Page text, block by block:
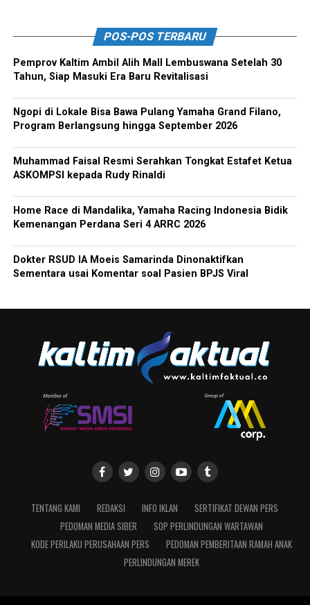
POS-POS TERBARU
Pemprov Kaltim Ambil Alih Mall Lembuswana Setelah 30
Tahun, Siap Masuki Era Baru Revitalisasi
Ngopi di Lokale Bisa Bawa Pulang Yamaha Grand Filano,
Program Berlangsung hingga September 2026
Muhammad Faisal Resmi Serahkan Tongkat Estafet Ketua
ASKOMPSI kepada Rudy Rinaldi
Home Race di Mandalika, Yamaha Racing Indonesia Bidik
Kemenangan Perdana Seri 4 ARRC 2026
Dokter RSUD IA Moeis Samarinda Dinonaktifkan
Sementara usai Komentar soal Pasien BPJS Viral
TENTANG KAMI REDAKSI INFO IKLAN
SERTIFIKAT DEWAN PERS
PEDOMAN MEDIA SIBER
SOP PERLINDUNGAN WARTAWAN
KODE PERILAKU PERUSAHAAN PERS
PEDOMAN PEMBERITAAN RAMAH ANAK
PERLINDUNGAN MEREK